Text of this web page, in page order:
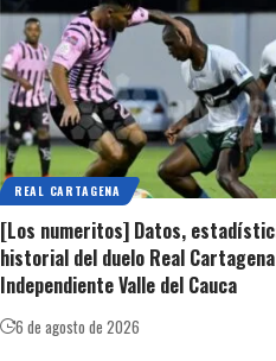
REAL CARTAGENA
[Los numeritos] Datos,
historial del duelo Real
Independiente Valle del Cauca
6 de agosto de 2026